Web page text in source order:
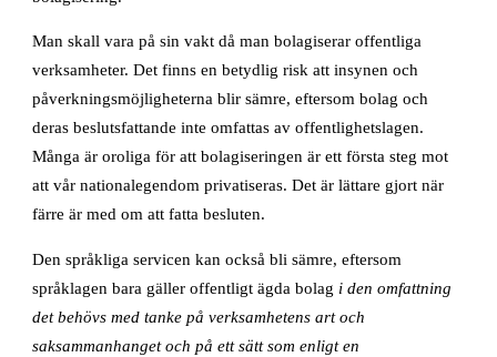
Man skall vara på sin vakt då man bolagiserar offentliga
verksamheter. Det finns en betydlig risk att insynen och
påverkningsmöjligheterna blir sämre, eftersom bolag och
deras beslutsfattande inte omfattas av offentlighetslagen.
Många är oroliga för att bolagiseringen är ett första steg mot
att vår nationalegendom privatiseras. Det är lättare gjort när
färre är med om att fatta besluten.
Den språkliga servicen kan också bli sämre, eftersom
språklagen bara gäller offentligt ägda bolag i den omfattning
det behövs med tanke på verksamhetens art och
saksammanhanget och på ett sätt som enligt en